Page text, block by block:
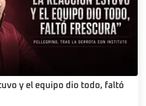
y el equipo dio todo, faltó